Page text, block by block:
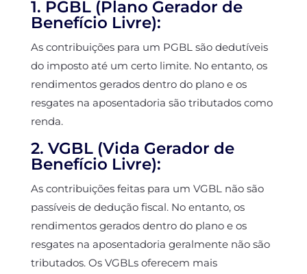
1. PGBL (Plano Gerador de
Benefício Livre):
As contribuições para um PGBL são dedutíveis
do imposto até um certo limite. No entanto, os
rendimentos gerados dentro do plano e os
resgates na aposentadoria são tributados como
renda.
2. VGBL (Vida Gerador de
Benefício Livre):
As contribuições feitas para um VGBL não são
passíveis de dedução fiscal. No entanto, os
rendimentos gerados dentro do plano e os
resgates na aposentadoria geralmente não são
tributados. Os VGBLs oferecem mais